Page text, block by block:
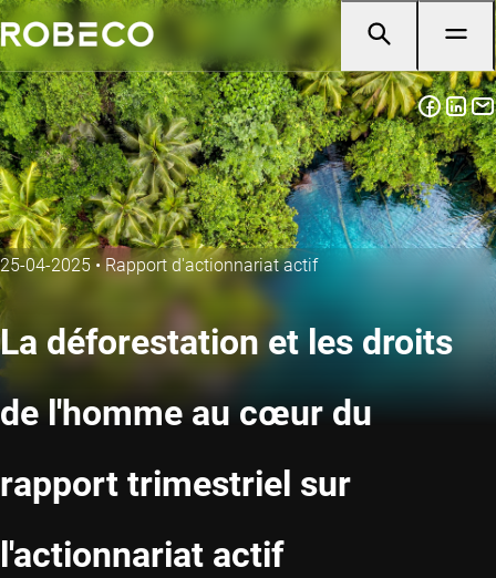
25-04-2025 • Rapport d'actionnariat actif
La déforestation et les droits
de l'homme au cœur du
rapport trimestriel sur
l'actionnariat actif